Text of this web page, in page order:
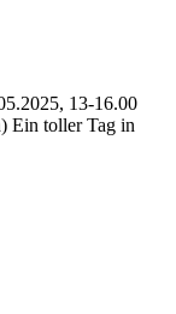
13-16.00
Ein toller Tag in